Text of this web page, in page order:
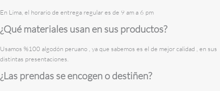
En Lima, el horario de entrega regular es de 9 am a 6 pm
¿Qué materiales usan en sus productos?
Usamos %100 algodón peruano , ya que sabemos es el de mejor calidad , en sus
distintas presentaciones.
¿Las prendas se encogen o destiñen?